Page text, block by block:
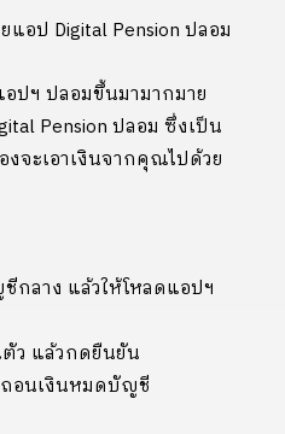
ปฯ ปลอมขึ้นมามากมาย
Pension ปลอม ซึ่งเป็น
จะเอาเงินจากคุณไปด้วย
กลาง แล้วให้โหลดแอปฯ
ว แล้วกดยืนยัน
อนเงินหมดบัญชี